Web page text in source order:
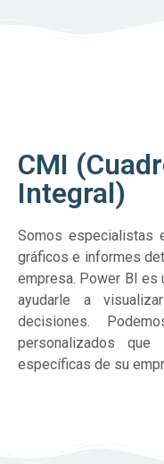
CMI
Integral)
Somos especialistas
gráficos e informes
empresa. Power BI es
ayudarle a
decisiones.
personalizados
específicas de su